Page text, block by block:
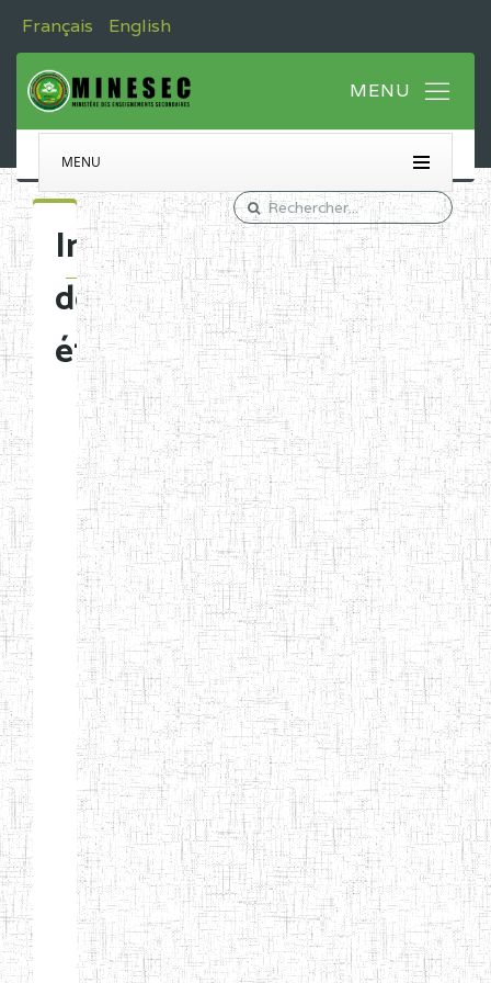
Français English
MENU
Immatriculation
des
établissements
Etablissements
d'enseignement
normal
ENI
Chercher:
Effacer les filtres
Denomination
Type